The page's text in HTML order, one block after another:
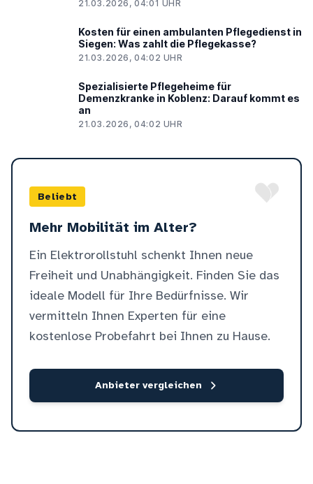
21.03.2026, 04:01 UHR
Kosten für einen ambulanten Pflegedienst in
Siegen: Was zahlt die Pflegekasse?
21.03.2026, 04:02 UHR
Spezialisierte Pflegeheime für
Demenzkranke in Koblenz: Darauf kommt es
an
21.03.2026, 04:02 UHR
Beliebt
Mehr Mobilität im Alter?
Ein Elektrorollstuhl schenkt Ihnen neue
Freiheit und Unabhängigkeit. Finden Sie das
ideale Modell für Ihre Bedürfnisse. Wir
vermitteln Ihnen Experten für eine
kostenlose Probefahrt bei Ihnen zu Hause.
Anbieter vergleichen